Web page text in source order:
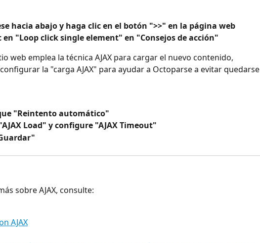
hacia abajo y haga clic en el botón ">>" en la página web
en "Loop click single element" en "Consejos de acción"
web emplea la técnica AJAX para cargar el nuevo contenido,
la "carga AJAX" para ayudar a Octoparse a evitar quedarse
"Reintento automático"
Load" y configure "AJAX Timeout"
sobre AJAX, consulte:
AJAX